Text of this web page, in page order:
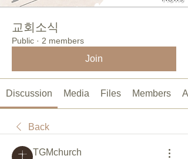
교회소식
Public · 2 members
Join
Discussion Media Files Members
Back
TGMchurch